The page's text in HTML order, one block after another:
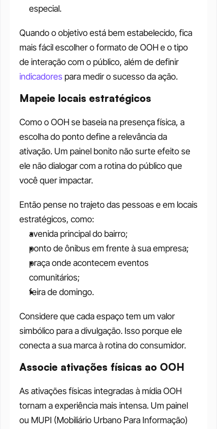
especial.
Quando o objetivo está bem estabelecido, fica
mais fácil escolher o formato de OOH e o tipo
indicadores para medir o sucesso da ação.
Mapeie locais estratégicos
Como o OOH se baseia na presença física, a
escolha do ponto define a relevância da
ativação. Um painel bonito não surte efeito se
ele não dialogar com a rotina do público que
você quer impactar.
Então pense no trajeto das pessoas e em locais
estratégicos, como:
avenida principal do bairro;
ponto de ônibus em frente à sua empresa;
praça onde acontecem eventos
comunitários;
feira de domingo.
Considere que cada espaço tem um valor
simbólico para a divulgação. Isso porque ele
conecta a sua marca à rotina do consumidor.
Associe ativações físicas ao OOH
As ativações físicas integradas à mídia OOH
tornam a experiência mais intensa. Um painel
ou MUPI (Mobiliário Urbano Para Informação)